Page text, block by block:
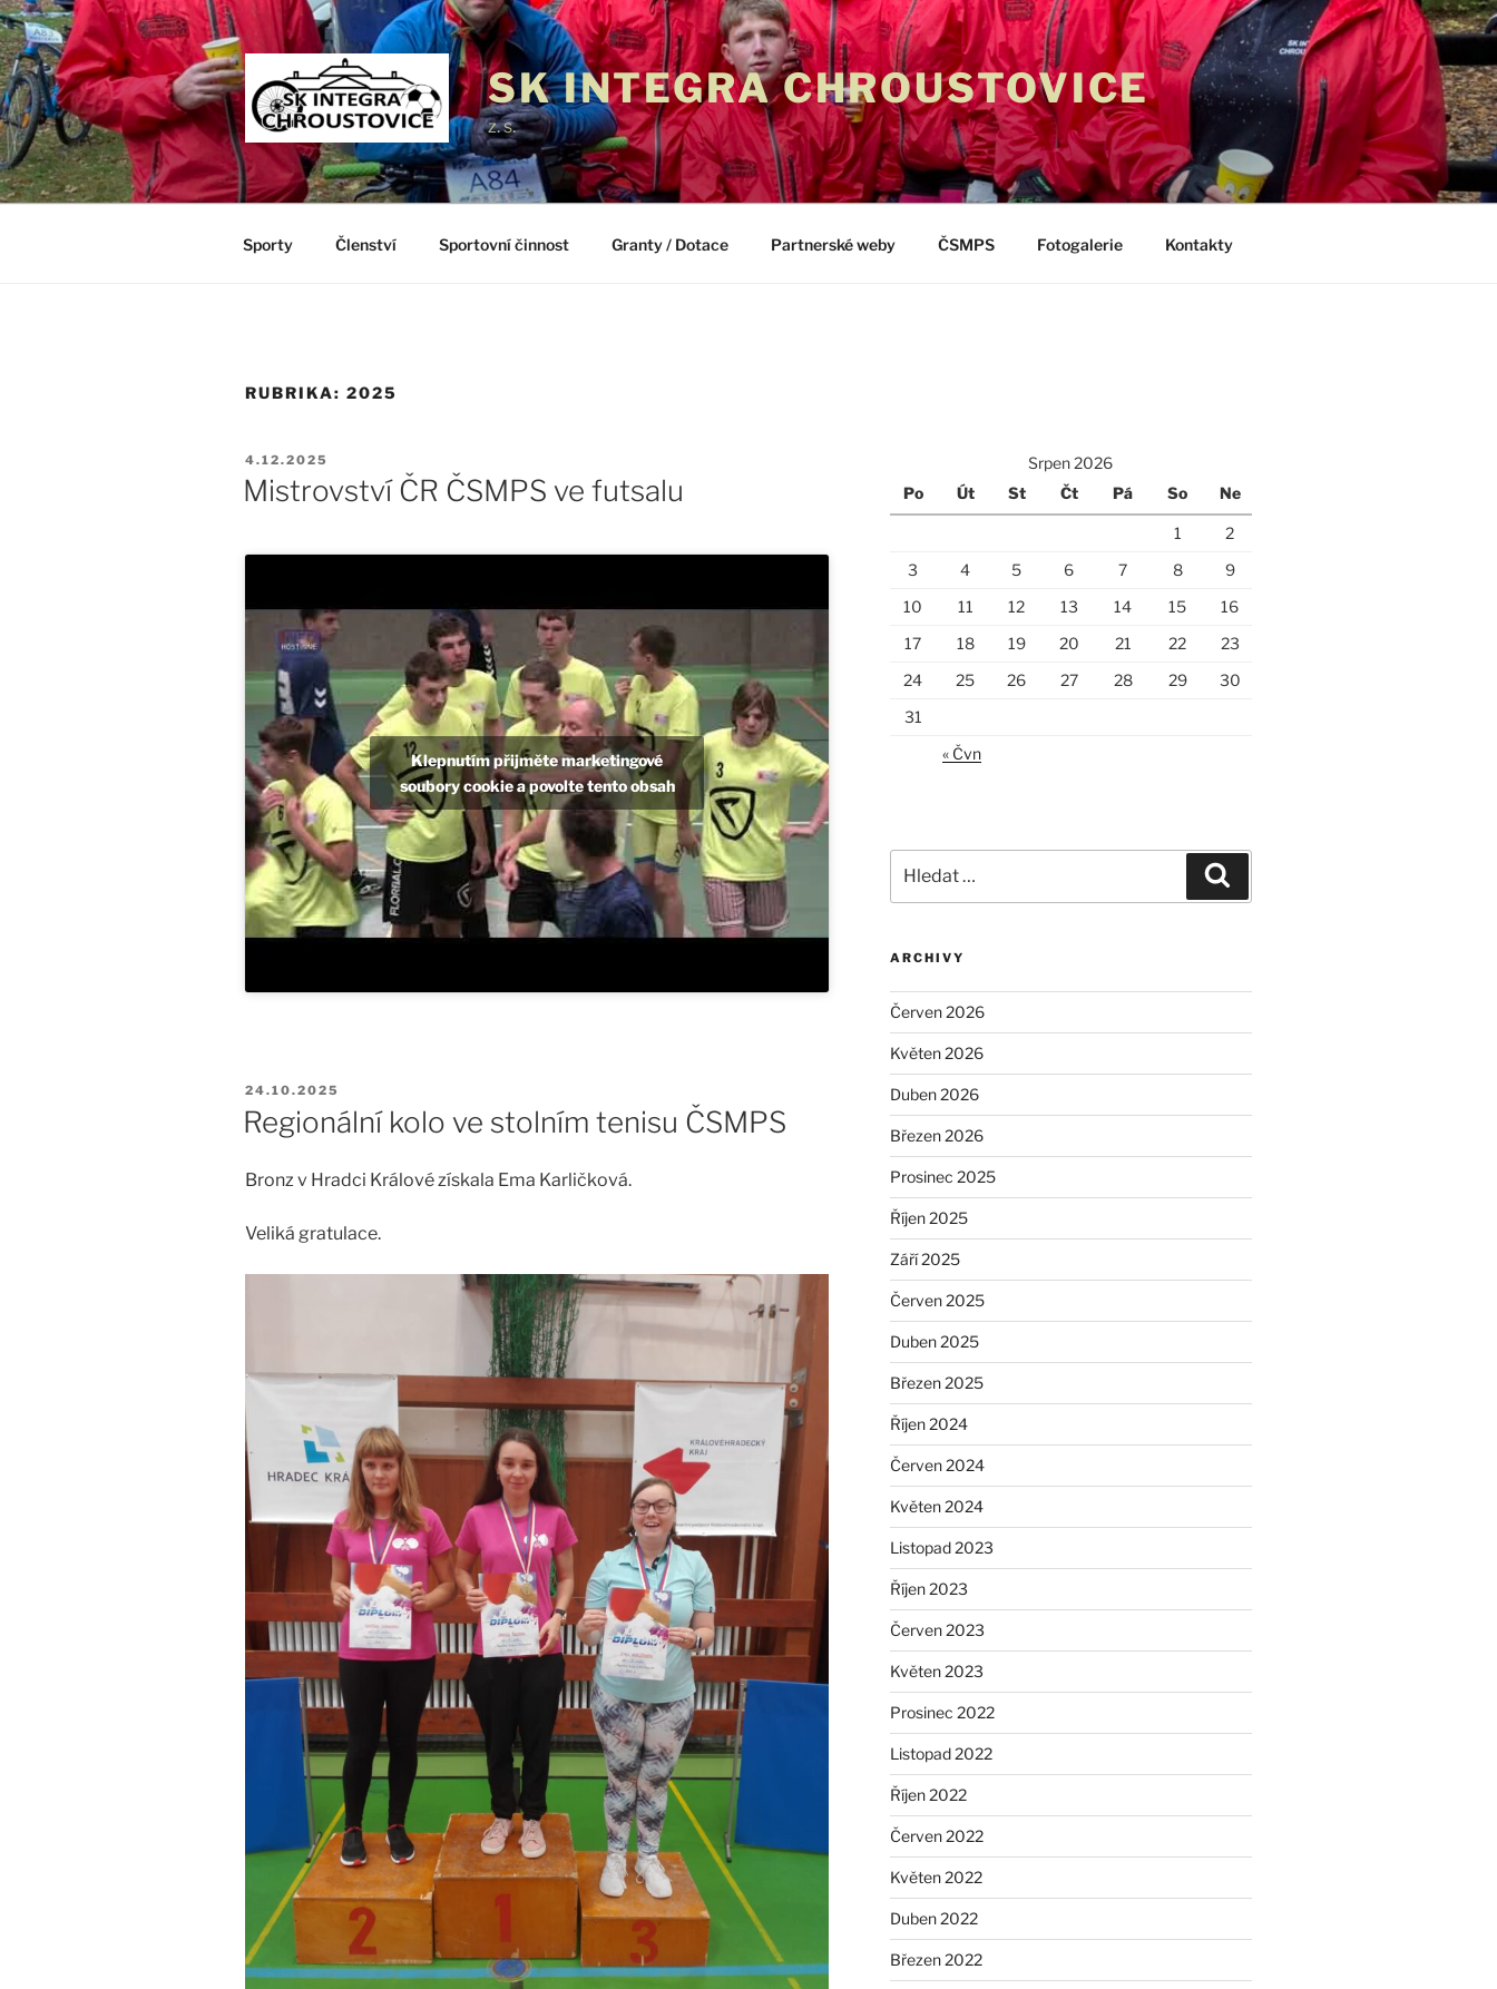
Přejít
k
obsahu
webu
SK INTEGRA CHROUSTOVICE
z. s.
Sporty Členství Sportovní činnost Granty / Dotace Partnerské weby ČSMPS Fotogalerie Kontakty
RUBRIKA: 2025
PUBLIKOVÁNO
4.12.2025
Mistrovství ČR ČSMPS ve futsalu
Klepnutím přijměte marketingové
soubory cookie a povolte tento obsah
PUBLIKOVÁNO
24.10.2025
Regionální kolo ve stolním tenisu ČSMPS
Bronz v Hradci Králové získala Ema Karličková.
Veliká gratulace.
Srpen 2026
Po
Út St Čt Pá So Ne
1
2
3
4 5 6 7 8
9
10
11 12 13 14 15
16
17
18 19 20 21 22
23
24
25 26 27 28 29
30
31
« Čvn
ARCHIVY
Červen 2026
Květen 2026
Duben 2026
Březen 2026
Prosinec 2025
Říjen 2025
Září 2025
Červen 2025
Duben 2025
Březen 2025
Říjen 2024
Červen 2024
Květen 2024
Listopad 2023
Říjen 2023
Červen 2023
Květen 2023
Prosinec 2022
Listopad 2022
Říjen 2022
Červen 2022
Květen 2022
Duben 2022
Březen 2022